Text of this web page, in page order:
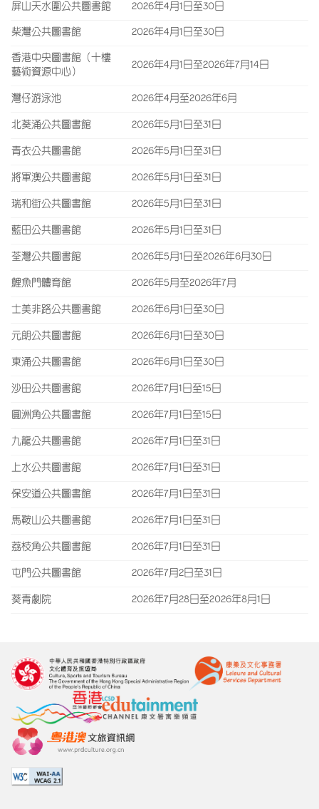
屏山天水圍公共圖書館 2026年4月1日至30日
柴灣公共圖書館 2026年4月1日至30日
香港中央圖書館（十樓
藝術資源中心）
2026年4月1日至2026年7月14日
灣仔游泳池 2026年4月至2026年6月
北葵涌公共圖書館 2026年5月1日至31日
青衣公共圖書館 2026年5月1日至31日
將軍澳公共圖書館 2026年5月1日至31日
瑞和街公共圖書館 2026年5月1日至31日
藍田公共圖書館 2026年5月1日至31日
荃灣公共圖書館 2026年5月1日至2026年6月30日
鯉魚門體育館 2026年5月至2026年7月
士美非路公共圖書館 2026年6月1日至30日
元朗公共圖書館 2026年6月1日至30日
東涌公共圖書館 2026年6月1日至30日
沙田公共圖書館 2026年7月1日至15日
圓洲角公共圖書館 2026年7月1日至15日
九龍公共圖書館 2026年7月1日至31日
上水公共圖書館 2026年7月1日至31日
保安道公共圖書館 2026年7月1日至31日
馬鞍山公共圖書館 2026年7月1日至31日
荔枝角公共圖書館 2026年7月1日至31日
屯門公共圖書館 2026年7月2日至31日
葵青劇院 2026年7月28日至2026年8月1日